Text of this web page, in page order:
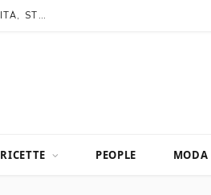
I TEMPLI PIÙ BELLI DEL GIAPPONE. UN VIAGGIO TRA SPIRITUALITÀ, STORIA E MERAVIGLIA
RICETTE PEOPLE MODA